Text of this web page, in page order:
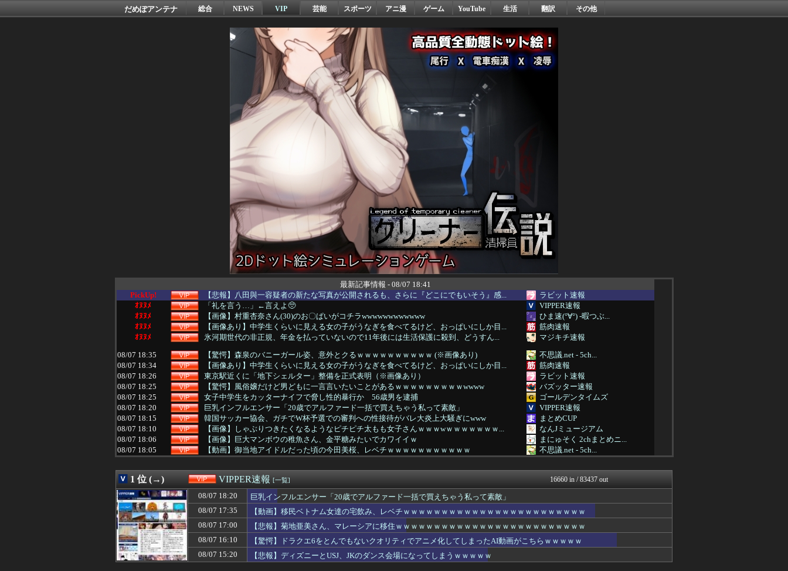
だめぽアンテナ 総合 NEWS VIP 芸能 スポーツ アニ漫 ゲーム YouTube 生活 翻訳 その他
最新記事情報 - 08/07 18:41
PickUp!
【悲報】八田與一容疑者の新たな写真が公開されるも、さらに『どこにでもいそう』感...
ラビット速報
ｵﾇﾇﾒ
「礼を言う…」←言えよ🥺
VIPPER速報
ｵﾇﾇﾒ
【画像】村重杏奈さん(30)のお〇ぱいがコチラwwwwwwwwwwww
ひま速(°∀°) -暇つぶ...
ｵﾇﾇﾒ
【画像あり】中学生くらいに見える女の子がうなぎを食べてるけど、おっぱいにしか目...
筋肉速報
ｵﾇﾇﾒ
氷河期世代の非正規、年金を払っていないので11年後には生活保護に殺到、どうすん...
マジキチ速報
08/07 18:35
【驚愕】森泉のバニーガール姿、意外とクるｗｗｗｗｗｗｗｗｗｗ (※画像あり)
不思議.net - 5ch...
08/07 18:34
【画像あり】中学生くらいに見える女の子がうなぎを食べてるけど、おっぱいにしか目...
筋肉速報
08/07 18:26
東京駅近くに「地下シェルター」整備を正式表明（※画像あり）
ラビット速報
08/07 18:25
【驚愕】風俗嬢だけど男どもに一言言いたいことがあるｗｗｗｗｗｗｗｗｗwwww
バズッター速報
08/07 18:25
女子中学生をカッターナイフで脅し性的暴行か 56歳男を逮捕
ゴールデンタイムズ
08/07 18:20
巨乳インフルエンサー「20歳でアルファード一括で買えちゃう私って素敵」
VIPPER速報
08/07 18:15
韓国サッカー協会、ガチでW杯予選での審判への性接待がバレ大炎上大騒ぎにwww
まとめCUP
08/07 18:10
【画像】しゃぶりつきたくなるようなピチピチ太もも女子さんｗｗｗwｗｗｗｗｗｗｗ...
なんJミュージアム
08/07 18:06
【画像】巨大マンボウの稚魚さん、金平糖みたいでカワイイｗ
まにゅそく 2chまとめニ...
08/07 18:05
【動画】御当地アイドルだった頃の今田美桜、レベチｗｗｗｗｗｗｗｗｗｗｗ
不思議.net - 5ch...
08/07 18:00
【衝撃】50代女性、京大病院で脳腫瘍手術→“腫瘍の無い部位”を摘出 2度「腫瘍...
哲学ニュースnwk
08/07 18:00
【困惑】このグランドセイコー買うかガチで迷うｗｗｗｗｗｗｗｗｗｗ
なんJクエスト
08/07 18:00
米、10kg5,000円ｗｗｗｗｗｗ
08/07 18:00
【悲報】女さん「男の一人暮らしの部屋に『ロキソニン』が置いてあったら浮気確定で...
キニ速
08/07 17:56
【困惑】BPO青少年委、猫耳キャラの喫煙＆薬物使用風アニメをガチ議論・・・・・...
なんJクエスト
08/07 17:51
【衝撃】JRA高杉吏麒騎手（20）、38勝も7月19日を最後に騎乗なしのままフ...
なんJクエスト
08/07 17:50
【悲報】保護者「修学旅行は無料化するべき。体験格差を放置するのか」←これ
思考ちゃんねる
08/07 17:47
【衝撃】サッカー王国ブラジルで進むサッカー離れ、36％が「関心なし」・・・・・...
なんJクエスト
08/07 17:45
【悲報】保護者「修学旅行は無料化するべき。体験格差を放置するのか」←これ
1 位 (→) VIPPER速報 [一覧] 16660 in / 83437 out
08/07 18:20
巨乳インフルエンサー「20歳でアルファード一括で買えちゃう私って素敵」
08/07 17:35
【動画】移民ベトナム女達の宅飲み、レベチｗｗｗｗｗｗｗｗｗｗｗｗｗｗｗｗｗｗｗｗｗｗｗｗ
08/07 17:00
【悲報】菊地亜美さん、マレーシアに移住ｗｗｗｗｗｗｗｗｗｗｗｗｗｗｗｗｗｗｗｗｗｗｗｗｗ
08/07 16:10
【驚愕】ドラクエ6をとんでもないクオリティでアニメ化してしまったAI動画がこちらｗｗｗｗｗ
08/07 15:20
【悲報】ディズニーとUSJ、JKのダンス会場になってしまうｗｗｗｗｗ